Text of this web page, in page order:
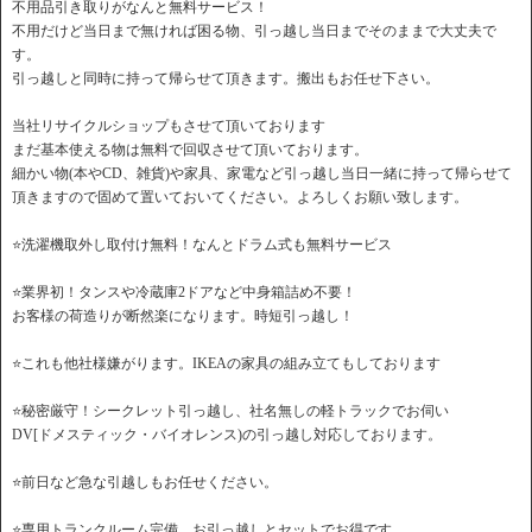
不用品引き取りがなんと無料サービス！
不用だけど当日まで無ければ困る物、引っ越し当日までそのままで大丈夫で
す。
引っ越しと同時に持って帰らせて頂きます。搬出もお任せ下さい。
当社リサイクルショップもさせて頂いております
まだ基本使える物は無料で回収させて頂いております。
細かい物(本やCD、雑貨)や家具、家電など引っ越し当日一緒に持って帰らせて
頂きますので固めて置いておいてください。よろしくお願い致します。
⭐️洗濯機取外し取付け無料！なんとドラム式も無料サービス
⭐️業界初！タンスや冷蔵庫2ドアなど中身箱詰め不要！
お客様の荷造りが断然楽になります。時短引っ越し！
⭐️これも他社様嫌がります。IKEAの家具の組み立てもしております
⭐️秘密厳守！シークレット引っ越し、社名無しの軽トラックでお伺い
DV[ドメスティック・バイオレンス)の引っ越し対応しております。
⭐️前日など急な引越しもお任せください。